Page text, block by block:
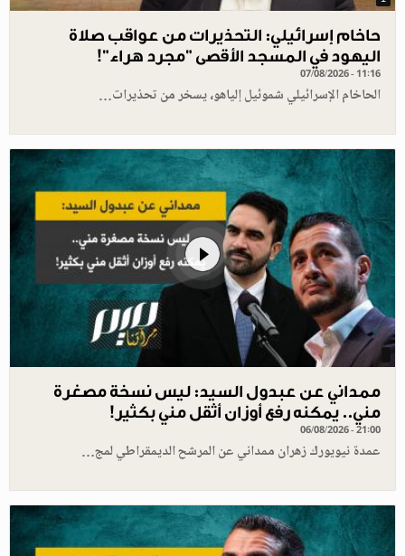
حاخام إسرائيلي: التحذيرات من عواقب صلاة
اليهود في المسجد الأقصى "مجرد هراء"!
07/08/2026 - 11:16
الحاخام الإسرائيلي شموئيل إلياهو، يسخر من تحذيرات…
ممداني عن عبدول السيد: ليس نسخة مصغرة
مني.. يمكنه رفع أوزان أثقل مني بكثير!
06/08/2026 - 21:00
عمدة نيويورك زهران ممداني عن المرشح الديمقراطي لمج…